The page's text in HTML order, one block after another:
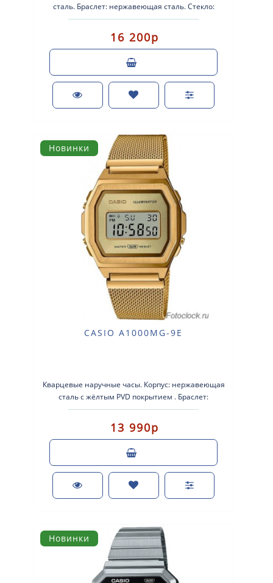
сталь. Браслет: нержавеющая сталь. Стекло:
минеральное . Вод..
16 200р
Новинки
CASIO A1000MG-9E
Кварцевые наручные часы. Корпус: нержавеющая
сталь с жёлтым PVD покрытием . Браслет:
нержавеющая сталь с жё..
13 990р
Новинки